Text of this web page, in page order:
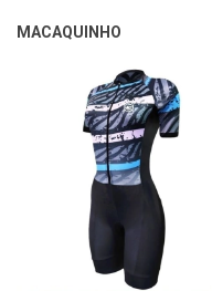
MACAQUINHO